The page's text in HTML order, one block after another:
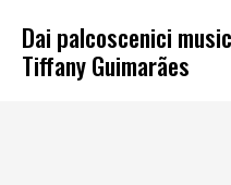
Dai palcoscenici
Tiffany Guimarães